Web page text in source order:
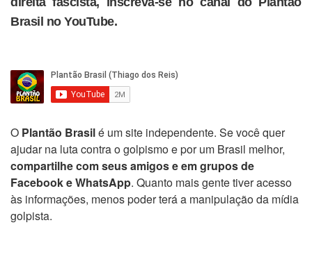
Brasil no YouTube.
O Plantão Brasilé um site independente. Se você quer
ajudar na luta contra o golpismo e por um Brasil melhor,
compartilhe com seus amigos e em grupos de
Facebook e WhatsApp. Quanto mais gente tiver acesso
às informações, menos poder terá a manipulação da mídia
golpista.